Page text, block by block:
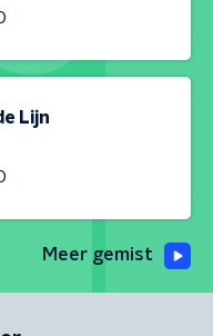
Lijn
Meer gemist